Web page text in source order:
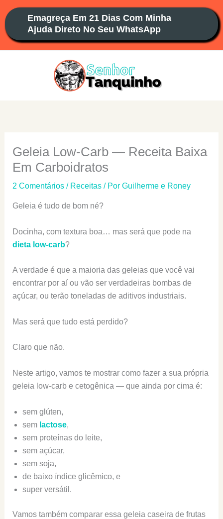
para
conteúdo
Emagreça Em 21 Dias Com Minha
Ajuda Direto No Seu WhatsApp
Geleia Low-Carb — Receita Baixa
Em Carboidratos
2 Comentários / Receitas/ Por Guilherme e Roney
Geleia é tudo de bom né?
Docinha, com textura boa… mas será que pode na
dieta low-carb?
A verdade é que a maioria das geleias que você vai
encontrar por aí ou vão ser verdadeiras bombas de
açúcar, ou terão toneladas de aditivos industriais.
Mas será que tudo está perdido?
Claro que não.
Neste artigo, vamos te mostrar como fazer a sua própria
geleia low-carb e cetogênica — que ainda por cima é:
sem glúten,
sem lactose,
sem proteínas do leite,
sem açúcar,
sem soja,
de baixo índice glicêmico, e
super versátil.
Vamos também comparar essa geleia caseira de frutas